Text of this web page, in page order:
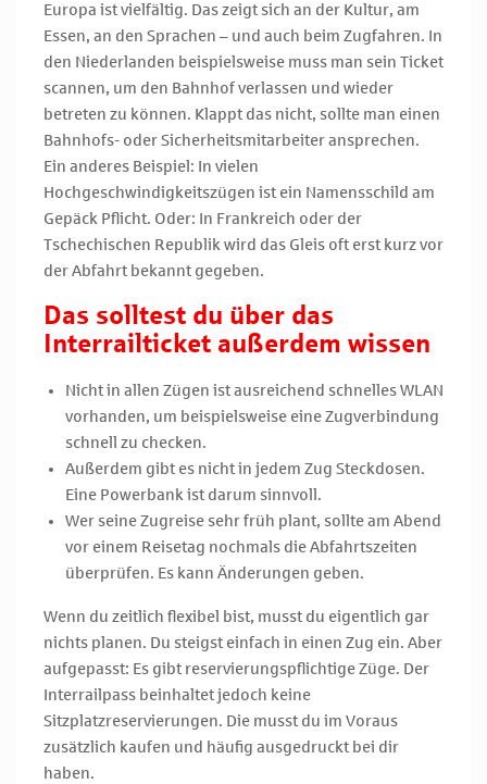
Europa ist vielfältig. Das zeigt sich an der Kultur, am
Essen, an den Sprachen – und auch beim Zugfahren. In
den Niederlanden beispielsweise muss man sein Ticket
scannen, um den Bahnhof verlassen und wieder
betreten zu können. Klappt das nicht, sollte man einen
Bahnhofs- oder Sicherheitsmitarbeiter ansprechen.
Ein anderes Beispiel: In vielen
Hochgeschwindigkeitszügen ist ein Namensschild am
Gepäck Pflicht. Oder: In Frankreich oder der
Tschechischen Republik wird das Gleis oft erst kurz vor
der Abfahrt bekannt gegeben.
Das solltest du über das
Interrailticket außerdem wissen
Nicht in allen Zügen ist ausreichend schnelles WLAN
vorhanden, um beispielsweise eine Zugverbindung
schnell zu checken.
Außerdem gibt es nicht in jedem Zug Steckdosen.
Eine Powerbank ist darum sinnvoll.
Wer seine Zugreise sehr früh plant, sollte am Abend
vor einem Reisetag nochmals die Abfahrtszeiten
überprüfen. Es kann Änderungen geben.
Wenn du zeitlich flexibel bist, musst du eigentlich gar
nichts planen. Du steigst einfach in einen Zug ein. Aber
aufgepasst: Es gibt reservierungspflichtige Züge. Der
Interrailpass beinhaltet jedoch keine
Sitzplatzreservierungen. Die musst du im Voraus
zusätzlich kaufen und häufig ausgedruckt bei dir
haben.